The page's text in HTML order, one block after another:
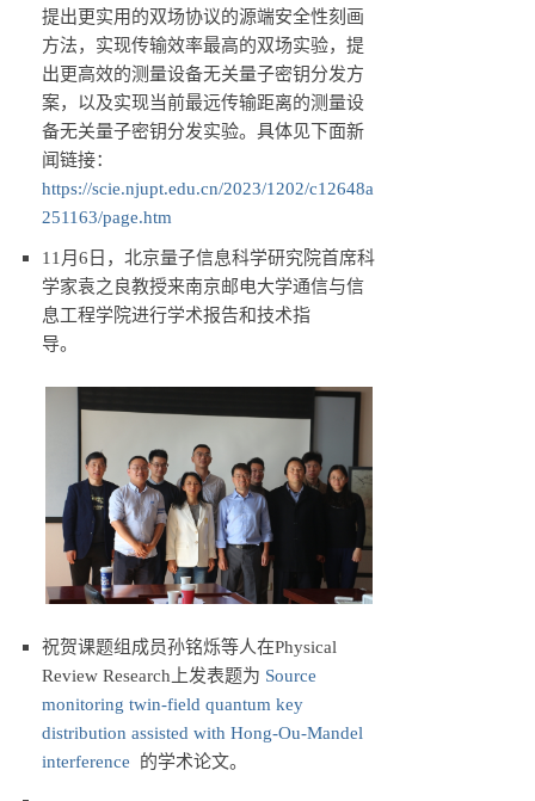
提出更实用的双场协议的源端安全性刻画
方法，实现传输效率最高的双场实验，提
出更高效的测量设备无关量子密钥分发方
案，以及实现当前最远传输距离的测量设
备无关量子密钥分发实验。具体见下面新
闻链接：
https://scie.njupt.edu.cn/2023/1202/c12648a
251163/page.htm
11月6日，北京量子信息科学研究院首席科
学家袁之良教授来南京邮电大学通信与信
息工程学院进行学术报告和技术指
导。
祝贺课题组成员孙铭烁等人在Physical
Review Research上发表题为 Source
monitoring twin-field quantum key
distribution assisted with Hong-Ou-Mandel
interference 的学术论文。